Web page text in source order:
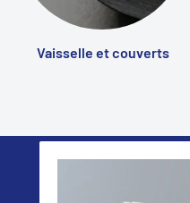
Vaisselle et couverts